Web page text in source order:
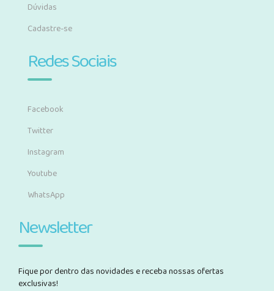
Dúvidas
Cadastre-se
Redes Sociais
Facebook
Twitter
Instagram
Youtube
WhatsApp
Newsletter
Fique por dentro das novidades e receba nossas ofertas
exclusivas!